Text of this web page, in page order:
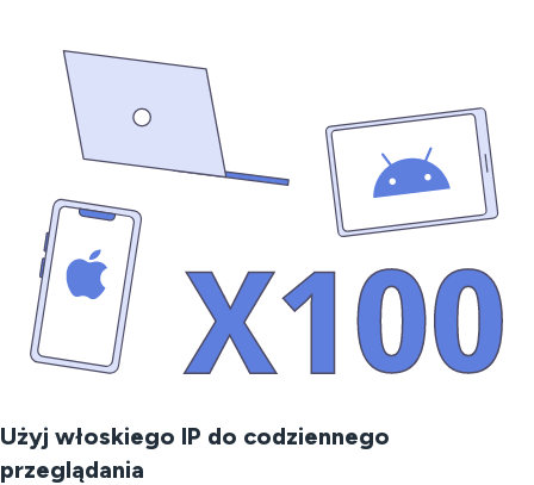
Użyj włoskiego IP do codziennego
przeglądania